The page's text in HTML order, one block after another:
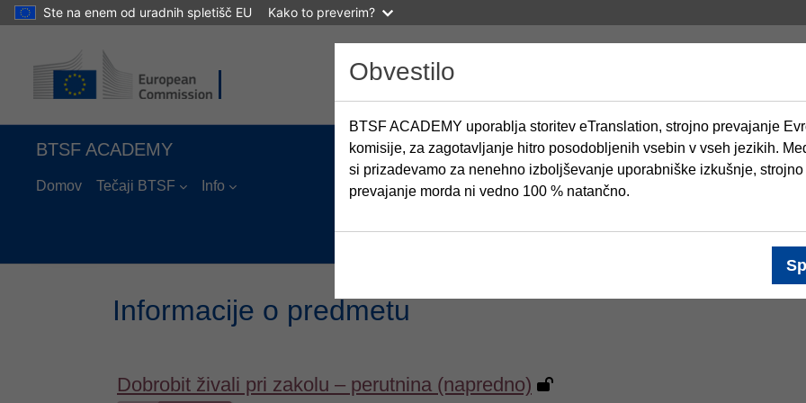
Ste na enem od uradnih spletišč EU
Kako to preverim?
BTSF ACADEMY
Domov Tečaji BTSF Info
Informacije o predmetu
Dobrobit živali pri zakolu – perutnina (napredno)
Obvestilo
BTSF ACADEMY uporablja storitev eTranslation, strojno prevajanje
komisije, za zagotavljanje hitro posodobljenih vsebin v vseh jezikih.
si prizadevamo za nenehno izboljševanje uporabniške izkušnje, strojno
prevajanje morda ni vedno 100 % natančno.